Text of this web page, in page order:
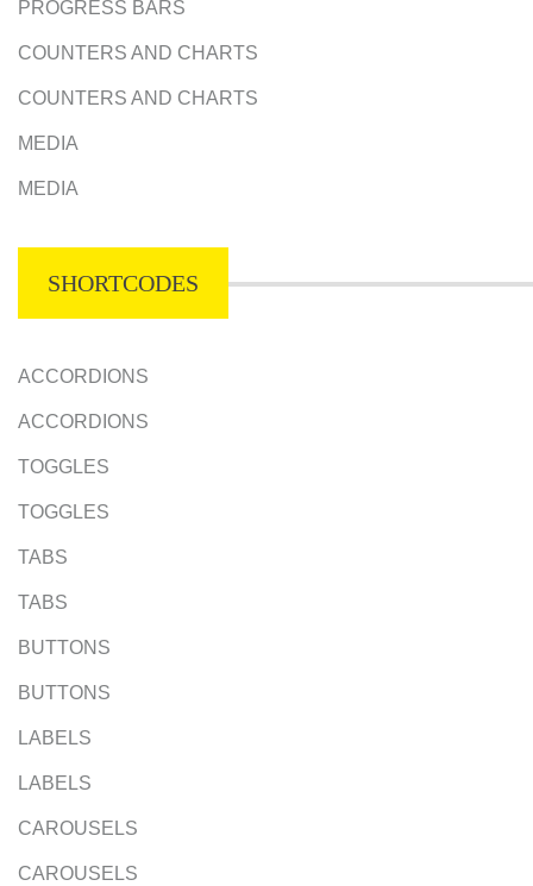
PROGRESS BARS
COUNTERS AND CHARTS
COUNTERS AND CHARTS
MEDIA
MEDIA
SHORTCODES
ACCORDIONS
ACCORDIONS
TOGGLES
TOGGLES
TABS
TABS
BUTTONS
BUTTONS
LABELS
LABELS
CAROUSELS
CAROUSELS